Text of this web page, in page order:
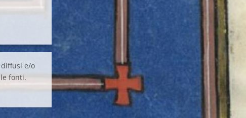
e/o
fonti.